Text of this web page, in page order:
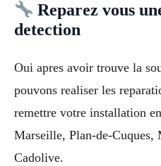
Reparez vous
detection
Oui apres avoir trouve la
pouvons realiser les
remettre votre installation
Marseille, Plan-de-
Cadolive.